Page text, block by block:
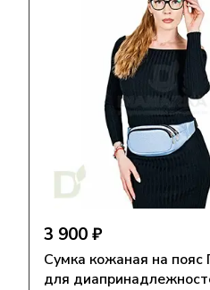
3 900 ₽
Сумка кожаная на пояс
для